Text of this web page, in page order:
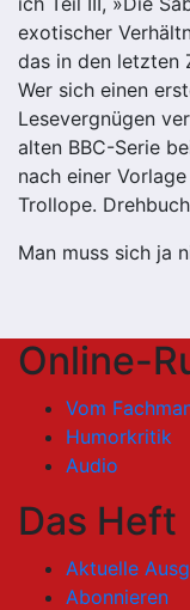
exotischer
das in den letzten
Wer sich einen
Lesevergnügen
alten BBC-Serie
nach einer
Trollope.
Man muss sich ja
Online-
Vom
Humorkritik
Audio
Das Heft
Aktuelle
Abonnieren